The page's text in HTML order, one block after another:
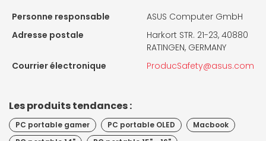
Personne responsable
ASUS Computer GmbH
Adresse postale
Harkort STR. 21-23, 40880
RATINGEN, GERMANY
Courrier électronique
ProducSafety@asus.com
Les produits tendances :
PC portable gamer PC portable OLED
Macbook